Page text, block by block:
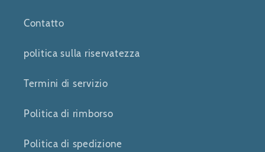
Contatto
politica sulla riservatezza
Termini di servizio
Politica di rimborso
Politica di spedizione